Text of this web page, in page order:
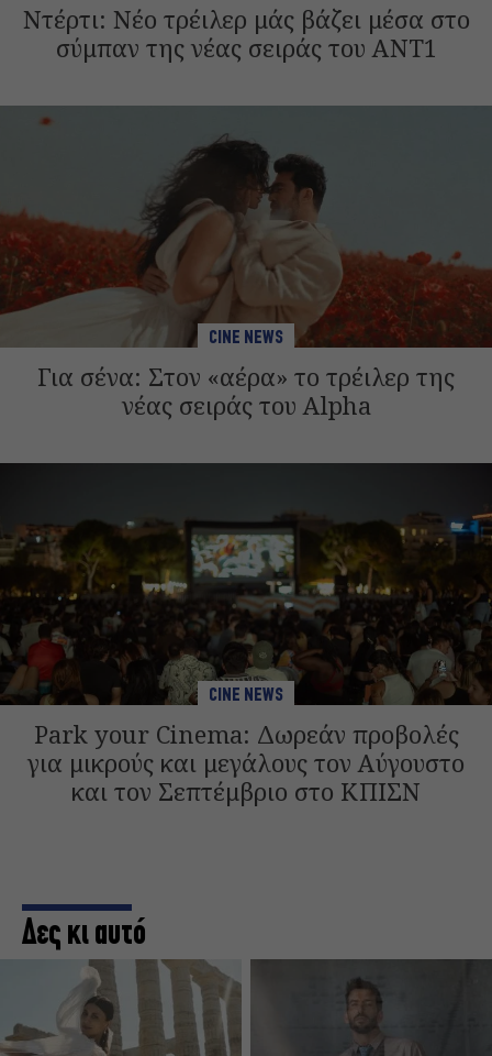
Ντέρτι: Νέο τρέιλερ μάς βάζει μέσα στο
σύμπαν της νέας σειράς του ANT1
CINE NEWS
Για σένα: Στον «αέρα» το τρέιλερ της
νέας σειράς του Alpha
CINE NEWS
Park your Cinema: Δωρεάν προβολές
για μικρούς και μεγάλους τον Αύγουστο
και τον Σεπτέμβριο στο ΚΠΙΣΝ
Δες κι αυτό